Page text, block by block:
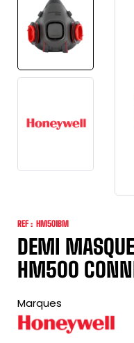
REF : HM501BM
DEMI
HM500
Marques